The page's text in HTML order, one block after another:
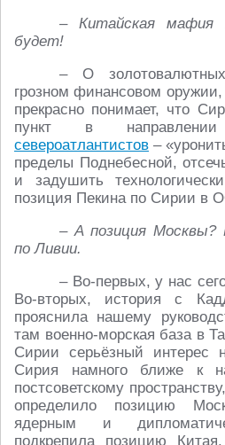
– Китайская мафия
будет!
– О
грозном финансовом
прекрасно понимает, что
пункт в
североатлантистов –
пределы Поднебесной,
и задушить
позиция Пекина по Сирии в
– А позиция Москвы?
по Ливии.
– Во-первых, у нас
Во-вторых, история с
прояснила нашему
там военно-морская база в
Сирии серьёзный интерес
Сирия намного ближе к
постсоветскому
определило позицию
ядерным и
подкрепила позицию Китая.